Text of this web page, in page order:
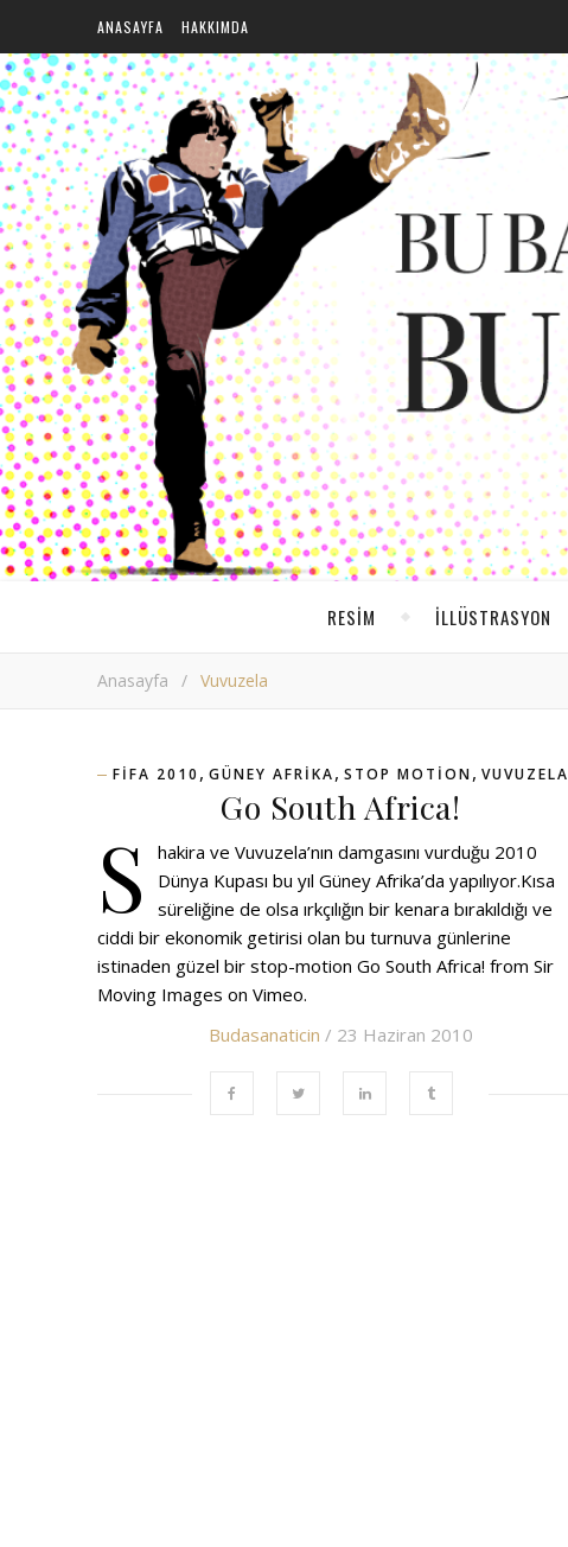
ANASAYFA HAKKIMDA
RESIM ILLÜSTRASYON
Anasayfa / Vuvuzela
FIFA 2010 , GÜNEY AFRIKA, STOP MOTION, VUVUZELA
Go South Africa!
S
hakira ve Vuvuzela’nın damgasını vurduğu 2010
Dünya Kupası bu yıl Güney Afrika’da yapılıyor.Kısa
süreliğine de olsa ırkçılığın bir kenara bırakıldığı ve
ciddi bir ekonomik getirisi olan bu turnuva günlerine
istinaden güzel bir stop-motion Go South Africa! from Sir
Moving Images on Vimeo.
Budasanaticin / 23 Haziran 2010